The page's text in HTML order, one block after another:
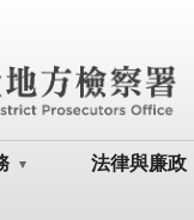
法律與廉政